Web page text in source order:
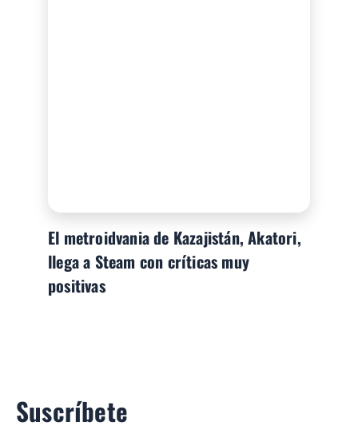
El metroidvania de Kazajistán, Akatori,
llega a Steam con críticas muy
positivas
Suscríbete